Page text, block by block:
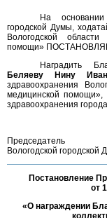
На
городской Думы,
Вологодской
помощи»
Наградить
Беляеву Нину
здравоохранения
медицинской помощи»,
здравоохранения
Председатель
Вологодской городской
Постановление
от
«О награждении